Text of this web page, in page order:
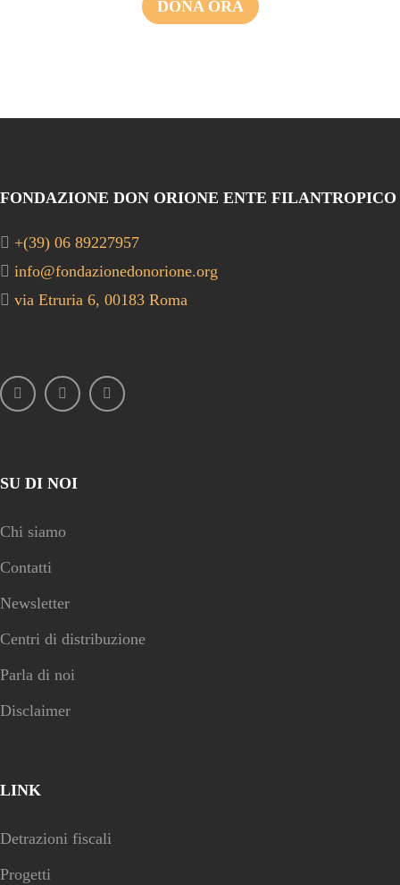
DONA ORA
FONDAZIONE DON ORIONE ENTE FILANTROPICO
+(39) 06 89227957
info@fondazionedonorione.org
via Etruria 6, 00183 Roma
SU DI NOI
Chi siamo
Contatti
Newsletter
Centri di distribuzione
Parla di noi
Disclaimer
LINK
Detrazioni fiscali
Progetti